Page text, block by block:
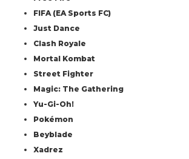
FIFA (EA Sports FC)
Just Dance
Clash Royale
Mortal Kombat
Street Fighter
Magic: The Gathering
Yu-Gi-Oh!
Pokémon
Beyblade
Xadrez